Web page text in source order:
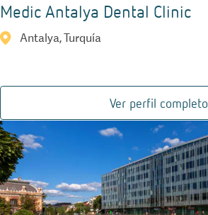
Medic Antalya Dental Clinic
Antalya, Turquía
Ver perfil completo